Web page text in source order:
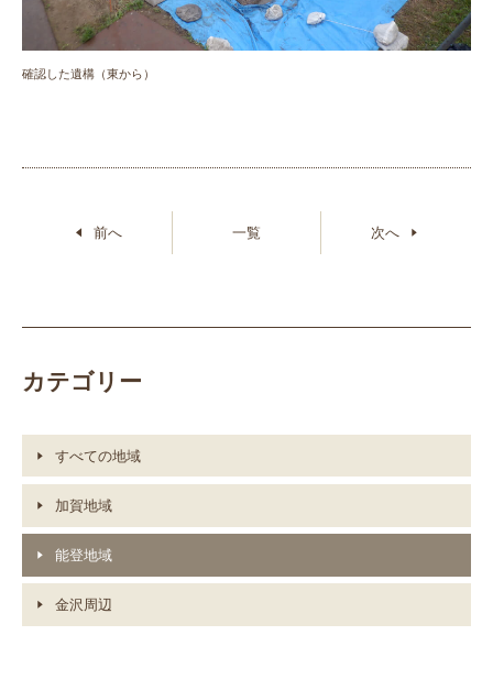
確認した遺構（東から）
前へ 一覧 次へ
カテゴリー
すべての地域
加賀地域
能登地域
金沢周辺